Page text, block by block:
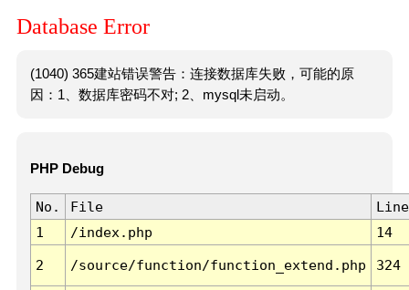
Database Error
(1040) 365建站错误警告：连接数据库失败，可能的原
因：1、数据库密码不对; 2、mysql未启动。
PHP Debug
No. File
Line
1
/index.php 14
2 /source/function/function_extend.php 324